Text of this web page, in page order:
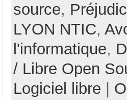
source,
LYON NTIC,
l'informatique,
/ Libre Open
Logiciel libre